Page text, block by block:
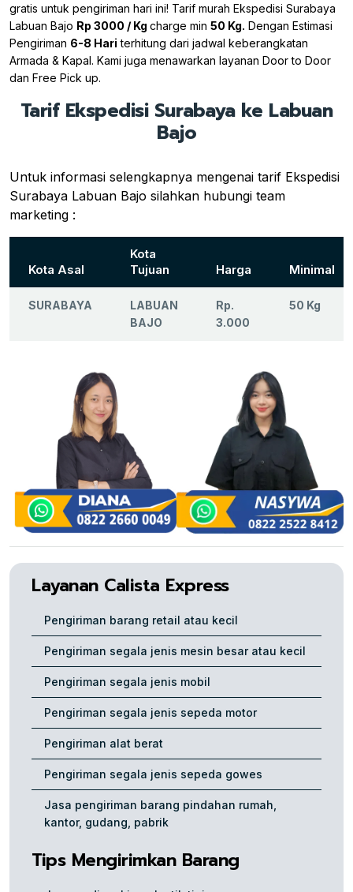
gratis untuk pengiriman hari ini! Tarif murah Ekspedisi Surabaya
Labuan Bajo Rp 3000 / Kg charge min 50 Kg. Dengan Estimasi
Pengiriman 6-8 Hari terhitung dari jadwal keberangkatan
Armada & Kapal. Kami juga menawarkan layanan Door to Door
dan Free Pick up.
Tarif Ekspedisi Surabaya ke Labuan
Bajo
Untuk informasi selengkapnya mengenai tarif Ekspedisi
Surabaya Labuan Bajo silahkan hubungi team
marketing :
Kota Asal
Kota
Tujuan
Harga Minimal
SURABAYA
LABUAN
BAJO
Rp.
3.000
50 Kg
Layanan Calista Express
Pengiriman barang retail atau kecil
Pengiriman segala jenis mesin besar atau kecil
Pengiriman segala jenis mobil
Pengiriman segala jenis sepeda motor
Pengiriman alat berat
Pengiriman segala jenis sepeda gowes
Jasa pengiriman barang pindahan rumah,
kantor, gudang, pabrik
Tips Mengirimkan Barang